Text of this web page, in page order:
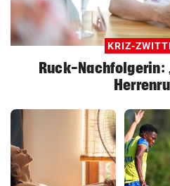
KRIZ-
Ruck-Nachfolgerin: